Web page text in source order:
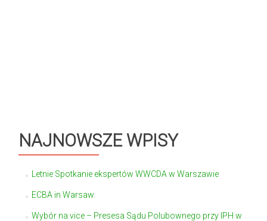
NAJNOWSZE WPISY
Letnie Spotkanie ekspertów WWCDA w Warszawie
ECBA in Warsaw
Wybór na vice – Presesa Sądu Polubownego przy IPH w